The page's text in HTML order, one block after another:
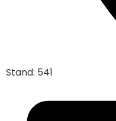
Stand: 541